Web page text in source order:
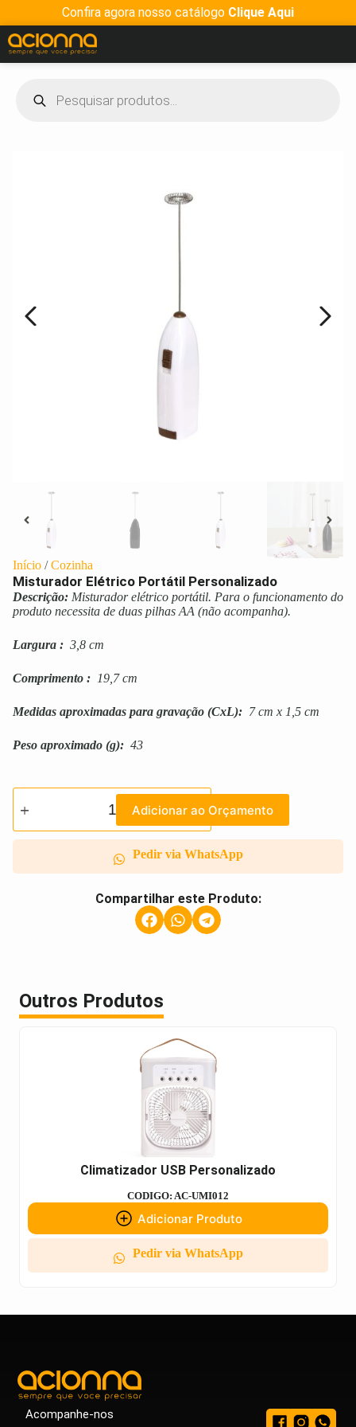
Confira agora nosso catálogo Clique Aqui
Início /Cozinha
Misturador Elétrico Portátil Personalizado
Descrição: Misturador elétrico portátil. Para o funcionamento do
produto necessita de duas pilhas AA (não acompanha).
Largura : 3,8 cm
Comprimento : 19,7 cm
Medidas aproximadas para gravação (CxL): 7 cm x 1,5 cm
Peso aproximado (g): 43
Adicionar ao Orçamento
Pedir via WhatsApp
Compartilhar este Produto:
Outros Produtos
Climatizador USB Personalizado
CODIGO: AC-UMI012
Adicionar Produto
Pedir via WhatsApp
Acompanhe-nos